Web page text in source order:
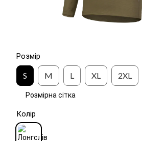
Розмір
S M L XL 2XL
Розмірна сітка
Колір